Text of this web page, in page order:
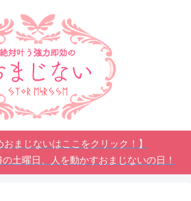
おまじないはここをクリック！】
土曜日、人を動かすおまじないの日！